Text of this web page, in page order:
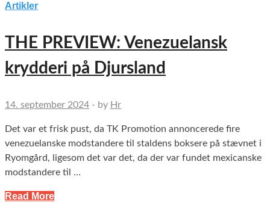
Artikler
THE PREVIEW: Venezuelansk
krydderi på Djursland
14. september 2024 - by Hr
Det var et frisk pust, da TK Promotion annoncerede fire
venezuelanske modstandere til staldens boksere på stævnet i
Ryomgård, ligesom det var det, da der var fundet mexicanske
modstandere til …
Read More